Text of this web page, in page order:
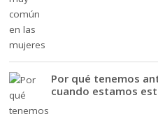
Por qué tenemos
cuando estamos